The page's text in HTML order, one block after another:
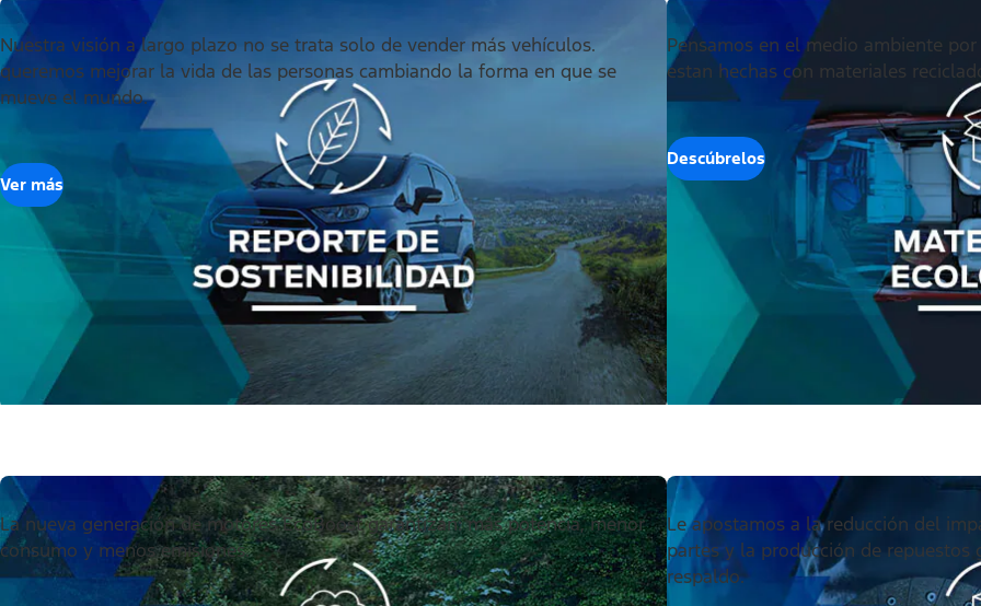
Nuestra visión a largo plazo no se trata solo de vender más vehículos.
queremos mejorar la vida de las personas cambiando la forma en que se
mueve el mundo.
Ver más
Pensamos en el medio ambiente
estan hechas con materiales
Descúbrelos
La nueva generación de motores EcoBoost garantizan: más potencia, menor
consumo y menos emisiones.
Le apostamos a la reducción del
partes y la producción de repuestos
respaldo.